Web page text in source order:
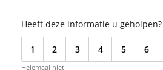
Heeft deze informatie u geholpen?
1 2 3 4 5 6
Helemaal niet